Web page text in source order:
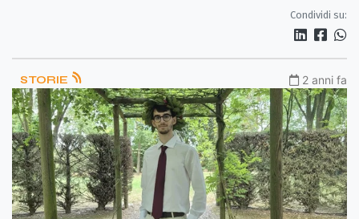
Condividi su:
STORIE 2 anni fa